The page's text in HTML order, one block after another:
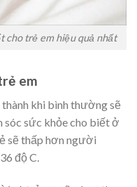
cho trẻ em hiệu quả nhất
em
khi bình thường sẽ
sóc sức khỏe cho biết ở
sẽ thấp hơn người
độ C.